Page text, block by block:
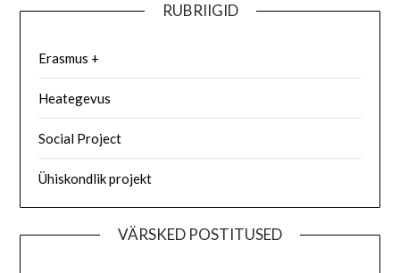
RUBRIIGID
Erasmus +
Heategevus
Social Project
Ühiskondlik projekt
VÄRSKED POSTITUSED